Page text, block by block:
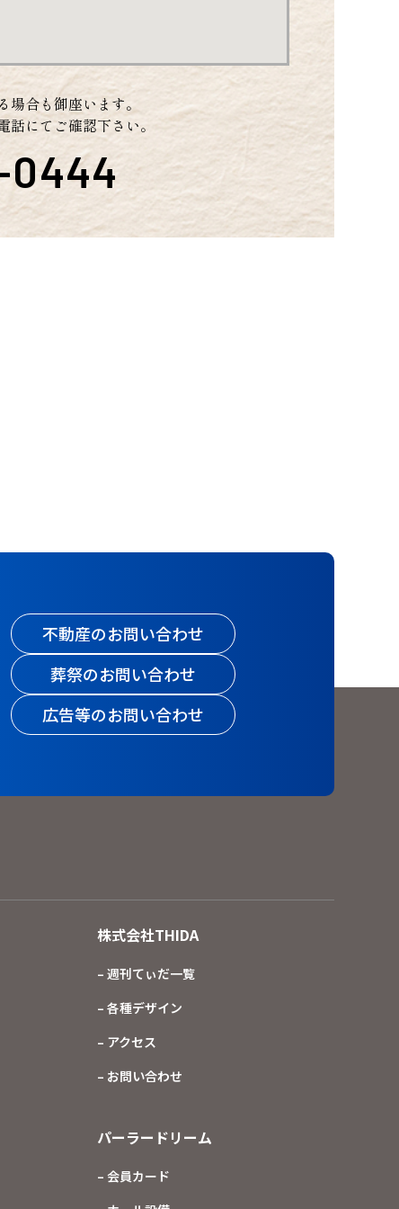
合も御座います。
にてご確認下さい。
0444
不動産のお問い合わせ
葬祭のお問い合わせ
広告等のお問い合わせ
株式会社THIDA
– 週刊てぃだ一覧
– 各種デザイン
– アクセス
– お問い合わせ
パーラードリーム
– 会員カード